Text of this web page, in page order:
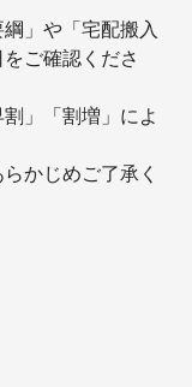
」や「宅配搬入
ご確認くださ
」「割増」によ
かじめご了承く